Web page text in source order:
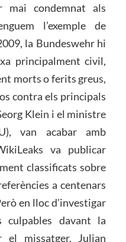
mai condemnat als
l’exemple de
la Bundeswehr hi
principalment civil,
morts o ferits greus,
contra els principals
Klein i el ministre
van acabar amb
va publicar
classificats sobre
a centenars
en lloc d’investigar
davant la
el missatger, Julian